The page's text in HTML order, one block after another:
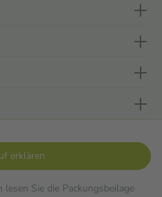
erklären
Sie die Packungsbeilage